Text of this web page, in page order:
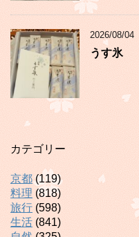
2026/08/04
うす氷
カテゴリー
京都(119)
料理 (818)
旅行 (598)
生活 (841)